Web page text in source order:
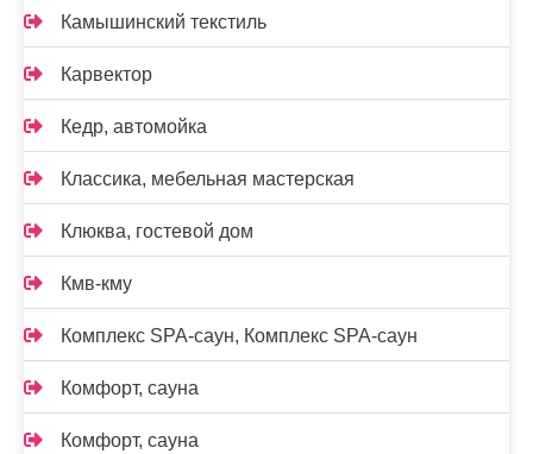
Камышинский текстиль
Карвектор
Кедр, автомойка
Классика, мебельная мастерская
Клюква, гостевой дом
Кмв-кму
Комплекс SPA-саун, Комплекс SPA-саун
Комфорт, сауна
Комфорт, сауна